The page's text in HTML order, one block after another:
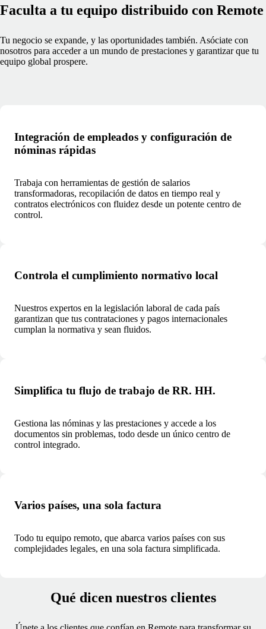
Faculta a tu equipo distribuido con Remote
Tu negocio se expande, y las oportunidades también. Asóciate con
nosotros para acceder a un mundo de prestaciones y garantizar que tu
equipo global prospere.
Integración de empleados y configuración de
nóminas rápidas
Trabaja con herramientas de gestión de salarios
transformadoras, recopilación de datos en tiempo real y
contratos electrónicos con fluidez desde un potente centro de
control.
Controla el cumplimiento normativo local
Nuestros expertos en la legislación laboral de cada país
garantizan que tus contrataciones y pagos internacionales
cumplan la normativa y sean fluidos.
Simplifica tu flujo de trabajo de RR. HH.
Gestiona las nóminas y las prestaciones y accede a los
documentos sin problemas, todo desde un único centro de
control integrado.
Varios países, una sola factura
Todo tu equipo remoto, que abarca varios países con sus
complejidades legales, en una sola factura simplificada.
Qué dicen nuestros clientes